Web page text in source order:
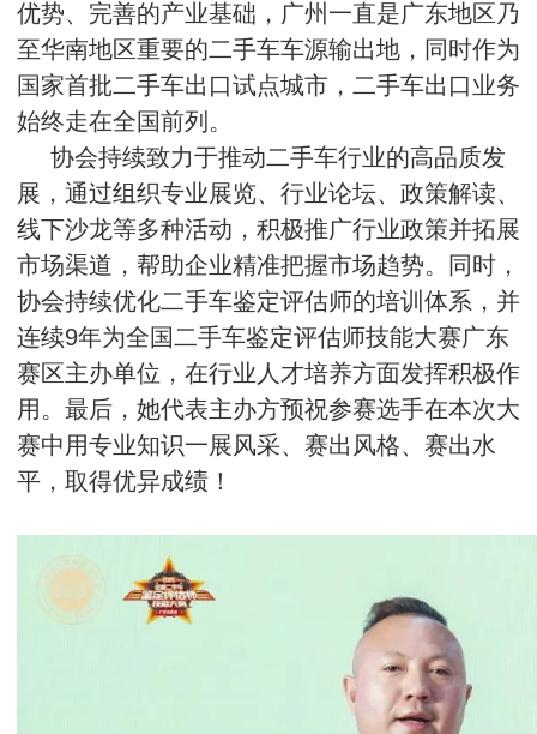
优势、完善的产业基础，广州一直是广东地区乃
至华南地区重要的二手车车源输出地，同时作为
国家首批二手车出口试点城市，二手车出口业务
始终走在全国前列。
协会持续致力于推动二手车行业的高品质发
展，通过组织专业展览、行业论坛、政策解读、
线下沙龙等多种活动，积极推广行业政策并拓展
市场渠道，帮助企业精准把握市场趋势。同时，
协会持续优化二手车鉴定评估师的培训体系，并
连续9年为全国二手车鉴定评估师技能大赛广东
赛区主办单位，在行业人才培养方面发挥积极作
用。最后，她代表主办方预祝参赛选手在本次大
赛中用专业知识一展风采、赛出风格、赛出水
平，取得优异成绩！